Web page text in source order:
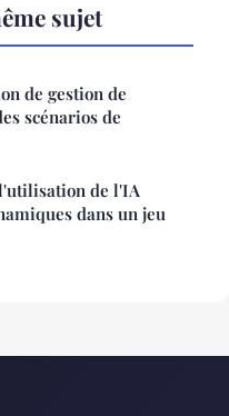
sujet
de gestion de
scénarios de
de l'IA
dans un jeu